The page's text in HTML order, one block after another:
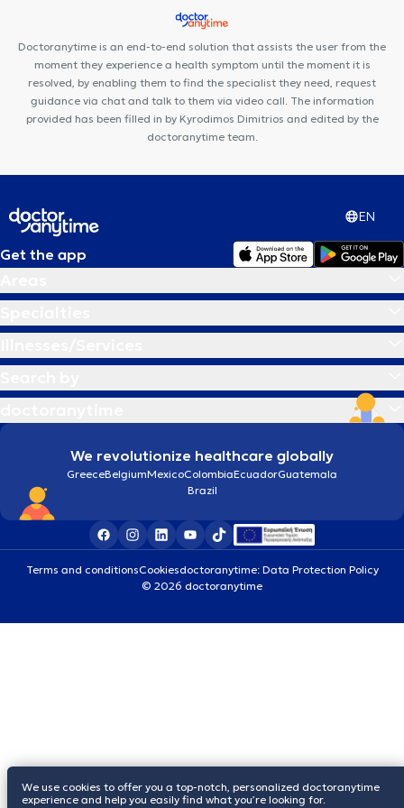
Doctoranytime is an end-to-end solution that assists the user from the
moment they experience a health symptom until the moment it is
resolved, by enabling them to find the specialist they need, request
guidance via chat and talk to them via video call. The information
provided has been filled in by Kyrodimos Dimitrios and edited by the
doctoranytime team.
EN
Get the app
We revolutionize healthcare globally
GreeceBelgiumMexicoColombiaEcuadorGuatemala
Brazil
Terms and conditionsCookiesdoctoranytime: Data Protection Policy
© 2026 doctoranytime
We use cookies to offer you a top-notch, personalized doctoranytime
experience and help you easily find what you’re looking for.